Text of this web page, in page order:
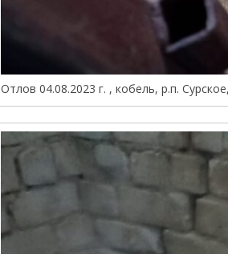
Отлов 04.08.2023 г. , кобель, р.п.